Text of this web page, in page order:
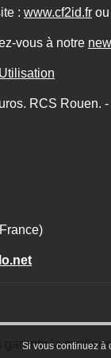
la
Si vous continuez à
: www.cf2id.fr ou
vous à notre
RCS Rouen.